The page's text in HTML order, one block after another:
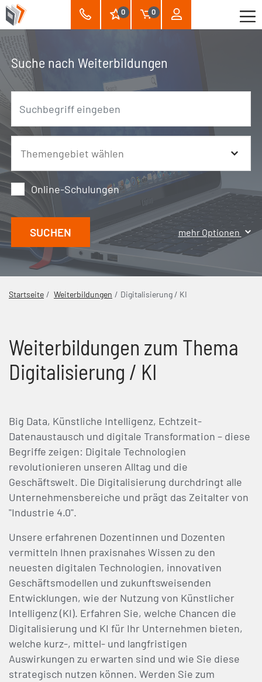
0 0
Suche nach Weiterbildungen
Online-Schulungen
SUCHEN mehr Optionen
Startseite Weiterbildungen Digitalisierung / KI
Weiterbildungen zum Thema
Digitalisierung / KI
Big Data, Künstliche Intelligenz, Echtzeit-
Datenaustausch und digitale Transformation – diese
Begriffe zeigen: Digitale Technologien
revolutionieren unseren Alltag und die
Geschäftswelt. Die Digitalisierung durchdringt alle
Unternehmensbereiche und prägt das Zeitalter von
"Industrie 4.0".
Unsere erfahrenen Dozentinnen und Dozenten
vermitteln Ihnen praxisnahes Wissen zu den
neuesten digitalen Technologien, innovativen
Geschäftsmodellen und zukunftsweisenden
Entwicklungen, wie der Nutzung von Künstlicher
Intelligenz (KI). Erfahren Sie, welche Chancen die
Digitalisierung und KI für Ihr Unternehmen bieten,
welche kurz-, mittel- und langfristigen
Auswirkungen zu erwarten sind und wie Sie diese
strategisch nutzen können. Werden Sie zum